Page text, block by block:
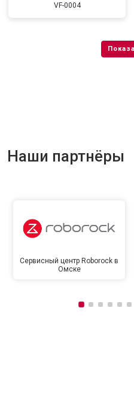
VF-0004
Наши партнёры
Сервисный центр Roborock в
Омске